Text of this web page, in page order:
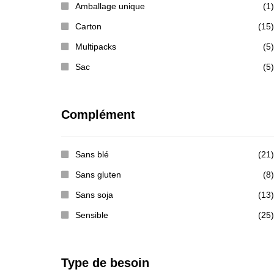
Amballage unique (1)
Carton (15)
Multipacks (5)
Sac (5)
Complément
Sans blé (21)
Sans gluten (8)
Sans soja (13)
Sensible (25)
Type de besoin